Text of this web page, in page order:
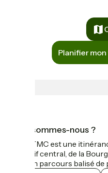
Planifier mon
Qui sommes-nous ?
La GTMC est une
Massif central, de la
sur un parcours balisé de